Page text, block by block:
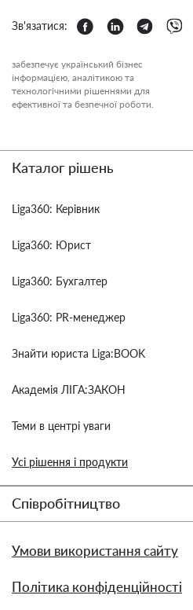
Зв'язатися:
забезпечує український бізнес
інформацією, аналітикою та
технологічними рішеннями для
ефективної та безпечної роботи.
Каталог рішень
Liga360: Керівник
Liga360: Юрист
Liga360: Бухгалтер
Liga360: PR-менеджер
Знайти юриста Liga:BOOK
Академія ЛІГА:ЗАКОН
Теми в центрі уваги
Усі рішення і продукти
Співробітництво
Умови використання сайту
Політика конфіденційності